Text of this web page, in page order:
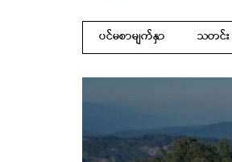
ပင်မစာမျက်နှာ သတင်း